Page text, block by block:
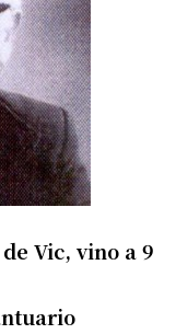
Vic, vino a 9